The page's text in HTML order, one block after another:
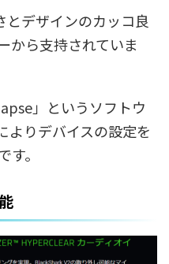
とデザインのカッコ良
から支持されていま
」というソフトウ
よりデバイスの設定を
。